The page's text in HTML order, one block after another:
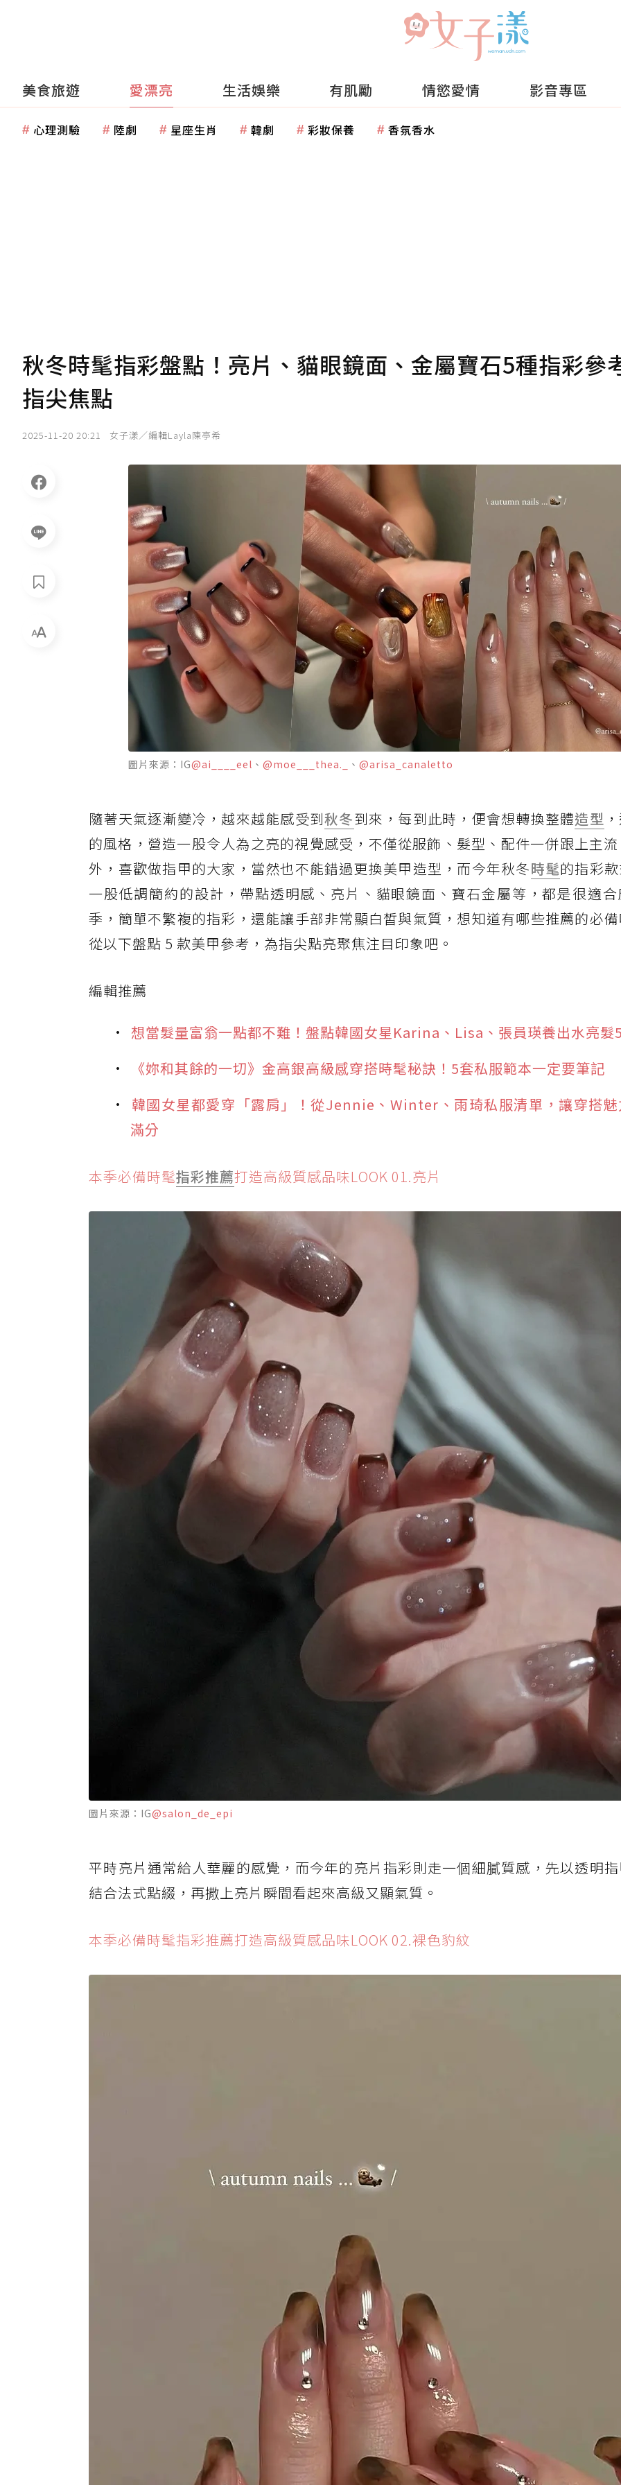
美食旅遊 愛漂亮 生活娛樂 有肌勵 情慾愛情 影音專區
心理測驗 陸劇 星座生肖 韓劇 彩妝保養 香氛香水
秋冬時髦指彩盤點！亮片、貓眼鏡面、金屬寶石5種指彩參
指尖焦點
2025-11-20 20:21 女子漾／編輯Layla陳亭希
圖片來源：IG@ai____eel 、 @moe___thea._ 、 @arisa_canaletto
隨著天氣逐漸變冷，越來越能感受到秋冬到來，每到此時，便會想轉換整體造型
的風格，營造一股令人為之亮的視覺感受，不僅從服飾、髮型、配件一併跟上主流
外，喜歡做指甲的大家，當然也不能錯過更換美甲造型，而今年秋冬時髦的指彩
一股低調簡約的設計，帶點透明感、亮片、貓眼鏡面、寶石金屬等，都是很適
季，簡單不繁複的指彩，還能讓手部非常顯白皙與氣質，想知道有哪些推薦的必
從以下盤點 5 款美甲參考，為指尖點亮聚焦注目印象吧。
編輯推薦
想當髮量富翁一點都不難！盤點韓國女星Karina、Lisa、張員瑛養出水亮髮
《妳和其餘的一切》金高銀高級感穿搭時髦秘訣！5套私服範本一定要筆記
韓國女星都愛穿「露肩」！從Jennie、Winter、雨琦私服清單，讓穿搭
滿分
本季必備時髦指彩推薦打造高級質感品味LOOK 01.亮片
圖片來源：IG@salon_de_epi
平時亮片通常給人華麗的感覺，而今年的亮片指彩則走一個細膩質感，先以透明
結合法式點綴，再撒上亮片瞬間看起來高級又顯氣質。
本季必備時髦指彩推薦打造高級質感品味LOOK 02.裸色豹紋